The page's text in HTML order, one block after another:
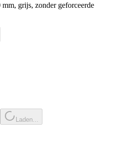
grijs, zonder geforceerde
Laden...